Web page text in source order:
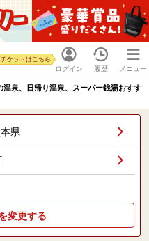
ログイン
ケットはこちら
履歴 メニュー
泉、日帰り温泉、スーパー銭湯おすす
県
変更する